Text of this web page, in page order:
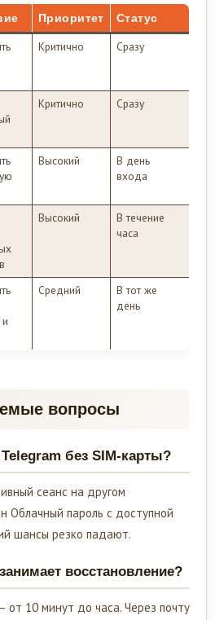
Приоритет Статус
Критично Сразу
Критично Сразу
Высокий
В день
входа
Высокий
В течение
часа
Средний
В тот же
день
вопросы
без SIM-карты?
сеанс на другом
Облачный пароль с доступной
шансы резко падают.
восстановление?
от 10 минут до часа. Через почту